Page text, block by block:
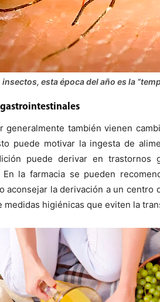
insectos, esta época del año es la
generalmente también vienen
puede motivar la ingesta de
puede derivar en trastornos
En la farmacia se pueden
aconsejar la derivación a un centro
medidas higiénicas que eviten la